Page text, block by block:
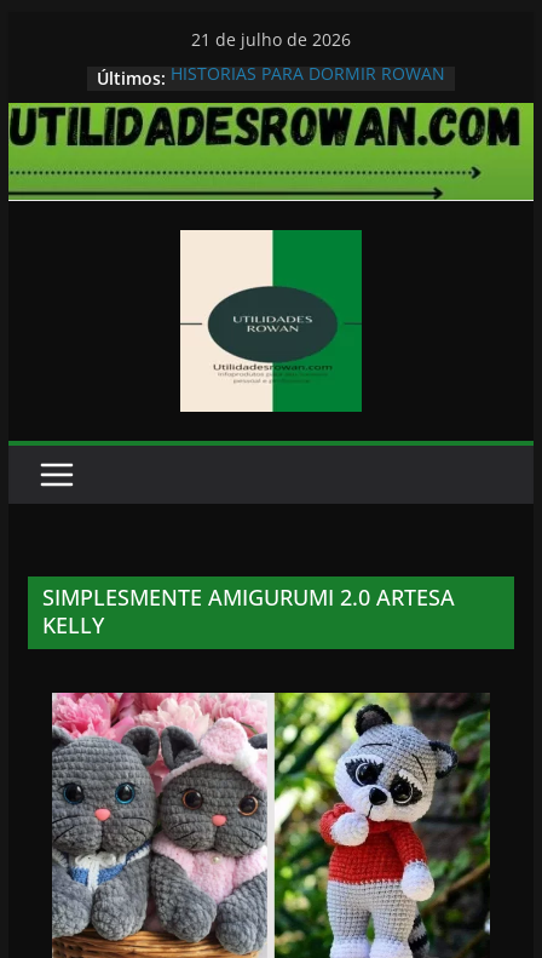
conteúdo
21 de julho de 2026
Últimos: HISTORIAS PARA DORMIR ROWAN
SIMPLESMENTE AMIGURUMI 2.0 ARTESA
KELLY